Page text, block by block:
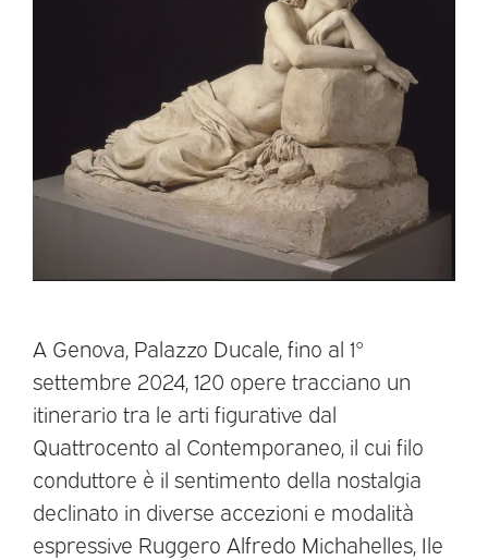
A Genova, Palazzo Ducale, fino al 1°
settembre 2024, 120 opere tracciano un
itinerario tra le arti figurative dal
Quattrocento al Contemporaneo, il cui filo
conduttore è il sentimento della nostalgia
declinato in diverse accezioni e modalità
espressive Ruggero Alfredo Michahelles, Ile